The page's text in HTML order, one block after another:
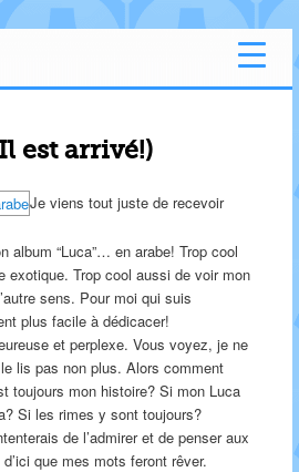
est arrivé!)
Je viens tout juste de recevoir
album “Luca”… en arabe! Trop cool
exotique. Trop cool aussi de voir mon
sens. Pour moi qui suis
plus facile à dédicacer!
et perplexe. Vous voyez, je ne
lis pas non plus. Alors comment
toujours mon histoire? Si mon Luca
Si les rimes y sont toujours?
de l’admirer et de penser aux
que mes mots feront rêver.